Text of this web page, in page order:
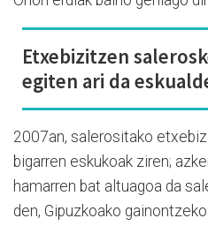
Etxebizitzen
egiten ari da
2007an, salerositako
bigarren eskukoak ziren;
hamarren bat altuagoa da
den, Gipuzkoako